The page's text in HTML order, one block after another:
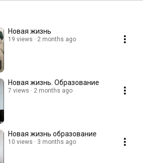
Новая жизнь
19 views 2 months ago
Новая жизнь. Образование
7 views 2 months ago
Новая жизнь образование
10 views 3 months ago